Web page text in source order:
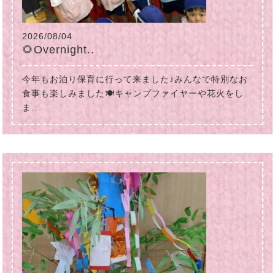
2026/08/04
🌻Overnight..
今年もお泊り保育に行って来ました♪みんなで特別なお
食事も楽しみました🍽キャンプファイヤーや花火をし
ま..